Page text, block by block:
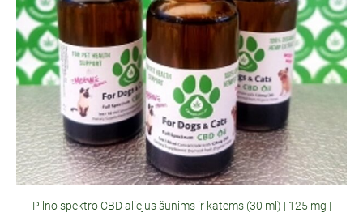
Pilno spektro CBD aliejus šunims ir katėms (30 ml) | 125 mg |